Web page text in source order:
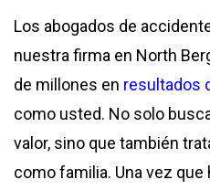
Los abogados de
nuestra firma en North
de millones en resultados
como usted. No solo
valor, sino que también
como familia. Una vez que